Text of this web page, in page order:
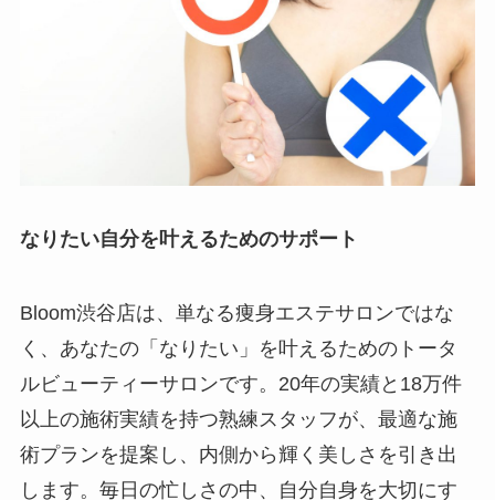
なりたい自分を叶えるためのサポート
Bloom渋谷店は、単なる痩身エステサロンではな
く、あなたの「なりたい」を叶えるためのトータ
ルビューティーサロンです。20年の実績と18万件
以上の施術実績を持つ熟練スタッフが、最適な施
術プランを提案し、内側から輝く美しさを引き出
します。毎日の忙しさの中、自分自身を大切にす